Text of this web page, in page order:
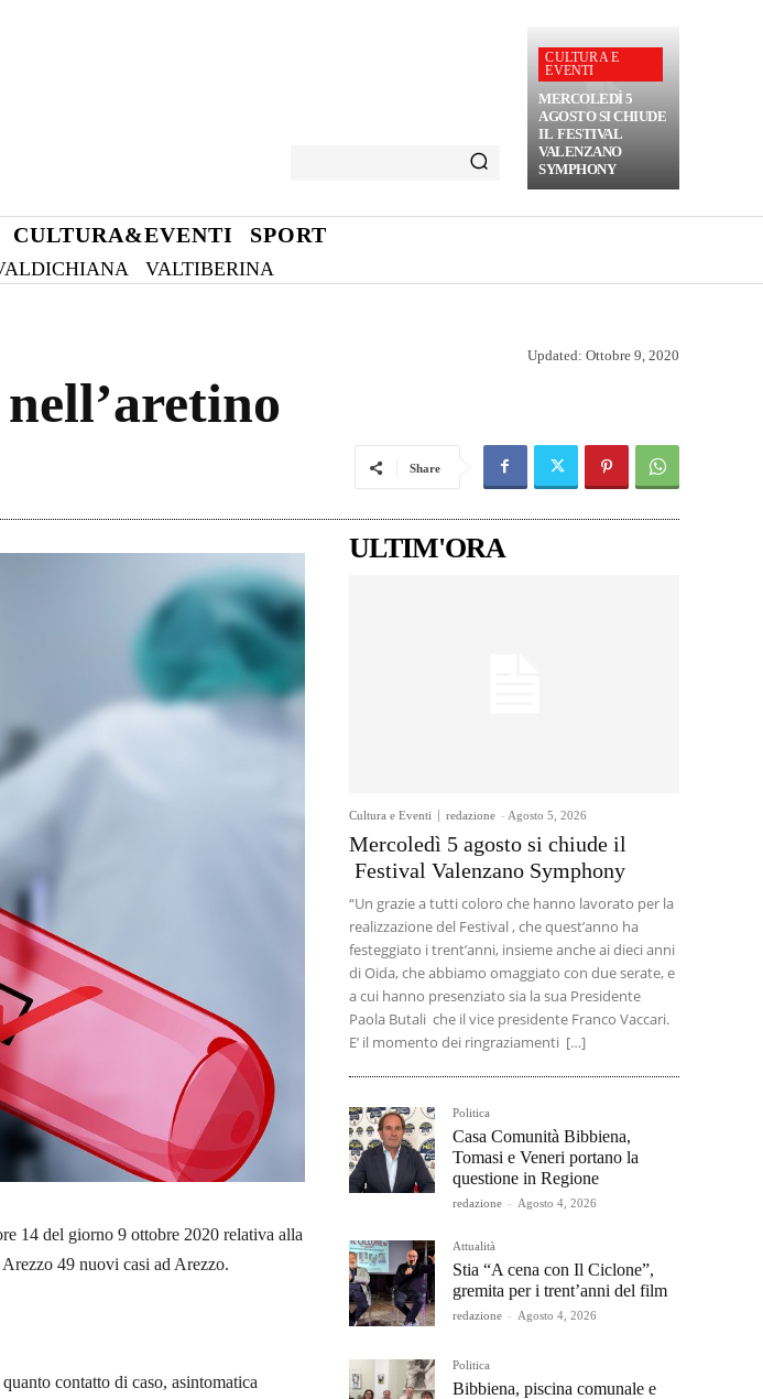
CULTURA E
EVENTI
MERCOLEDÌ 5
AGOSTO SI CHIUDE
IL FESTIVAL
VALENZANO
SYMPHONY
CULTURA&EVENTI SPORT
VALTIBERINA
Updated: Ottobre 9, 2020
Share
14 del giorno 9 ottobre 2020 relativa alla
49 nuovi casi ad Arezzo.
contatto di caso, asintomatica
ULTIM'ORA
Cultura e Eventi redazione - Agosto 5, 2026
Mercoledì 5 agosto si chiude il
Festival Valenzano Symphony
“Un grazie a tutti coloro che hanno lavorato per la
realizzazione del Festival , che quest’anno ha
festeggiato i trent’anni, insieme anche ai dieci anni
di Oida, che abbiamo omaggiato con due serate, e
a cui hanno presenziato sia la sua Presidente
Paola Butali che il vice presidente Franco Vaccari.
E’ il momento dei ringraziamenti […]
Politica
Casa Comunità Bibbiena,
Tomasi e Veneri portano la
questione in Regione
redazione - Agosto 4, 2026
Attualità
Stia “A cena con Il Ciclone”,
gremita per i trent’anni del film
redazione - Agosto 4, 2026
Politica
Bibbiena, piscina comunale e